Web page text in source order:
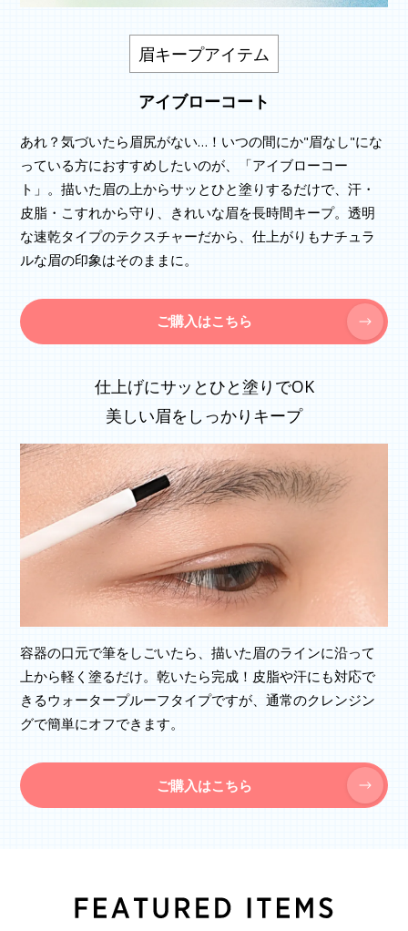
眉キープアイテム
アイブローコート
あれ？気づいたら眉尻がない…！いつの間にか"眉なし"にな
っている方におすすめしたいのが、「アイブローコー
ト」。描いた眉の上からサッとひと塗りするだけで、汗・
皮脂・こすれから守り、きれいな眉を長時間キープ。透明
な速乾タイプのテクスチャーだから、仕上がりもナチュラ
ルな眉の印象はそのままに。
ご購入はこちら
仕上げにサッとひと塗りでOK
美しい眉をしっかりキープ
容器の口元で筆をしごいたら、描いた眉のラインに沿って
上から軽く塗るだけ。乾いたら完成！皮脂や汗にも対応で
きるウォータープルーフタイプですが、通常のクレンジン
グで簡単にオフできます。
ご購入はこちら